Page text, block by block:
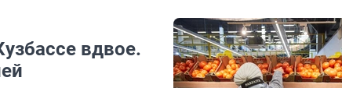
вдвое.